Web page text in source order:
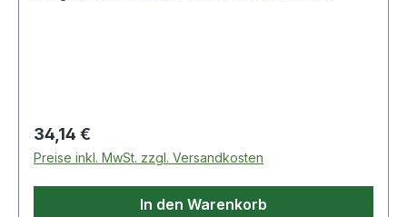
Regulärer Preis:
34,14 €
Preise inkl. MwSt. zzgl. Versandkosten
In den Warenkorb